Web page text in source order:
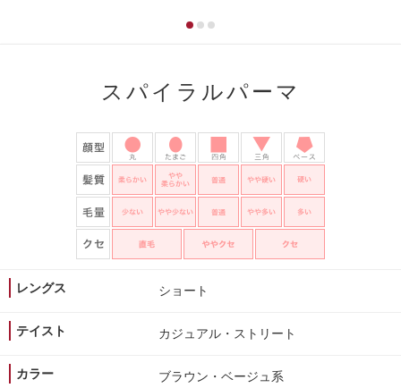
スパイラルパーマ
レングス ショート
テイスト カジュアル・ストリート
カラー ブラウン・ベージュ系